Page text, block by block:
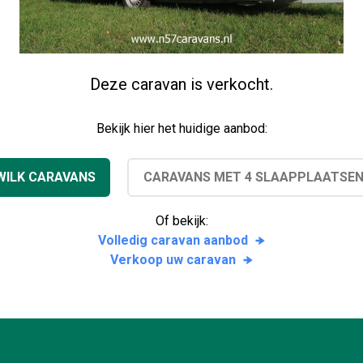
Deze caravan is verkocht.
Bekijk hier het huidige aanbod:
CARAVANS CARAVANS MET 4 SLAAPPLAATSEN
Of bekijk:
Volledig caravan aanbod
Verkoop uw caravan